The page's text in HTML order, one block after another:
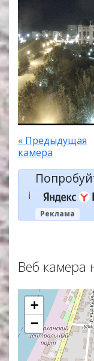
« Предыдущая
камера
ℹ️
Реклама
Веб камера
+
−